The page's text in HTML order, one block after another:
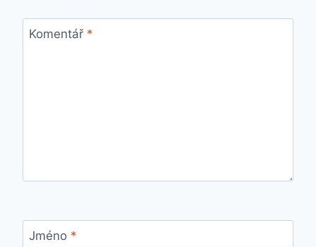
Komentář *
Jméno *